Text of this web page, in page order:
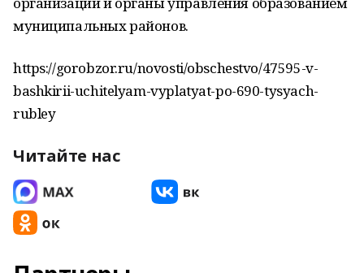
муниципальных районов.
https://gorobzor.ru/novosti/obschestvo/47595-v-
bashkirii-uchitelyam-vyplatyat-po-690-tysyach-
rubley
Читайте нас